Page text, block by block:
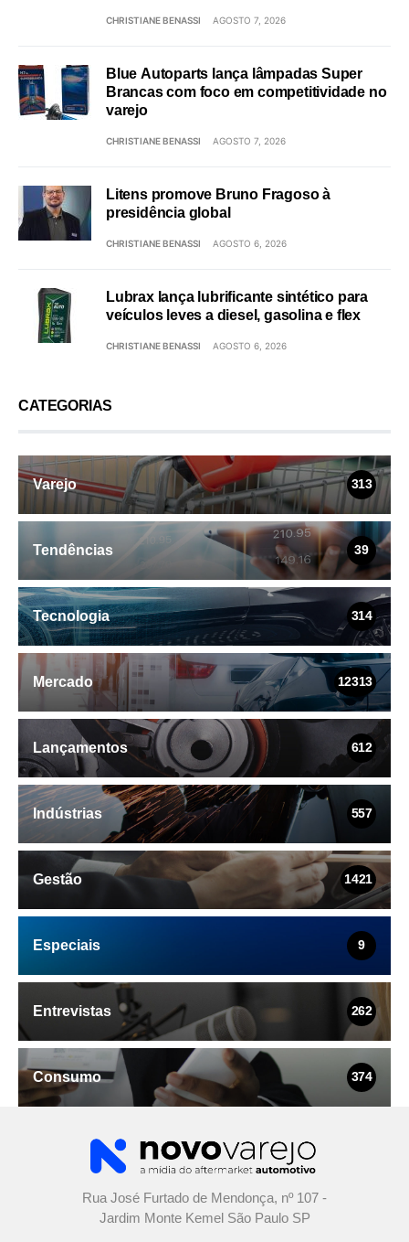
CHRISTIANE BENASSI AGOSTO 7, 2026
Blue Autoparts lança lâmpadas Super
Brancas com foco em competitividade no
varejo
CHRISTIANE BENASSI AGOSTO 7, 2026
Litens promove Bruno Fragoso à
presidência global
CHRISTIANE BENASSI AGOSTO 6, 2026
Lubrax lança lubrificante sintético para
veículos leves a diesel, gasolina e flex
CHRISTIANE BENASSI AGOSTO 6, 2026
CATEGORIAS
Varejo 313
Tendências 39
Tecnologia 314
Mercado 12313
Lançamentos 612
Indústrias 557
Gestão 1421
Especiais 9
Entrevistas 262
Consumo 374
Rua José Furtado de Mendonça, nº 107 -
Jardim Monte Kemel São Paulo SP